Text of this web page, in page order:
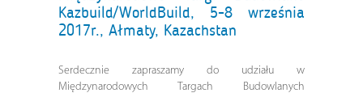
Kazbuild/WorldBuild, 5-8 września
2017r., Ałmaty, Kazachstan
Serdecznie zapraszamy do udziału w
Międzynarodowych Targach Budowlanych